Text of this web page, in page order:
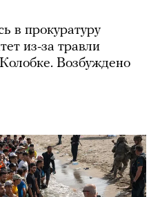
в прокуратуру
из-за травли
Возбуждено